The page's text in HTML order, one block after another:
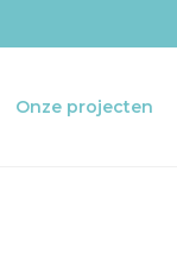
Onze projecten